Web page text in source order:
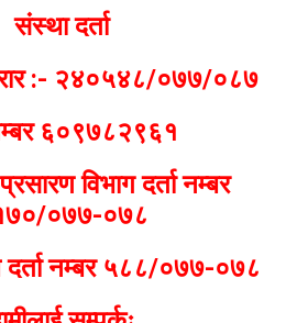
संस्था दर्ता
:- २४०५४८/०७७/०८७
६०९७८२९६१
विभाग दर्ता नम्बर
०७७-०७८
नम्बर ५८८/०७७-०७८